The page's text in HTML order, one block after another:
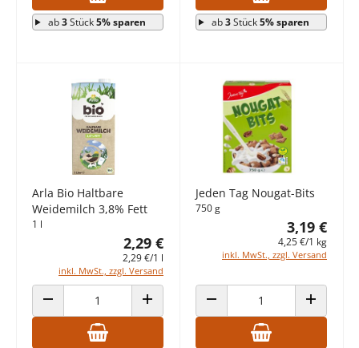
ab3Stück5% sparen ab3Stück5% sparen
Arla Bio Haltbare
Weidemilch 3,8% Fett
1 l
2,29 €
2,29 €/1 l
inkl. MwSt., zzgl. Versand
ANZAHL VERRINGERN ANZAHL ERHÖHEN
Jeden Tag Nougat-Bits
750 g
3,19 €
4,25 €/1 kg
inkl. MwSt., zzgl. Versand
ANZAHL VERRINGERN ANZAHL